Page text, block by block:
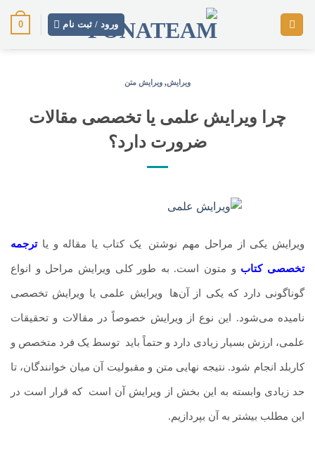
ورود / ثبت نام 0
ویرایش, ویرایش متن
چرا ویرایش علمی یا تخصصی مقالات
ضرورت دارد؟
ویرایش یکی از مراحل مهم نوشتن یک کتاب یا مقاله و یاترجمه
تخصصی کتاب و متون است. به طور کلی ویرایش مراحل و انواع
گوناگونی دارد که یکی از آن‌ها ویرایش علمی یا ویرایش تخصصی
نامیده می‌شود. این نوع از ویرایش خصوصاً در مقالات و تحقیقات
علمی، ارزش بسیار زیادی دارد و حتماً باید توسط یک فرد متخصص و
کاربلد انجام شود. نتیجه نهایی متن و مقبولیت آن میان خوانندگان، تا
حد زیادی وابسته به این بخش از ویرایش آن است که قرار است در
این مطلب بیشتر به آن بپردازیم.